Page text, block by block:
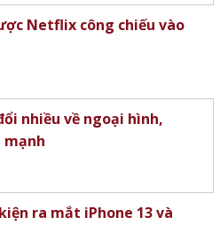
Netflix công chiếu vào
nhiều về ngoại hình,
mạnh
ra mắt iPhone 13 và